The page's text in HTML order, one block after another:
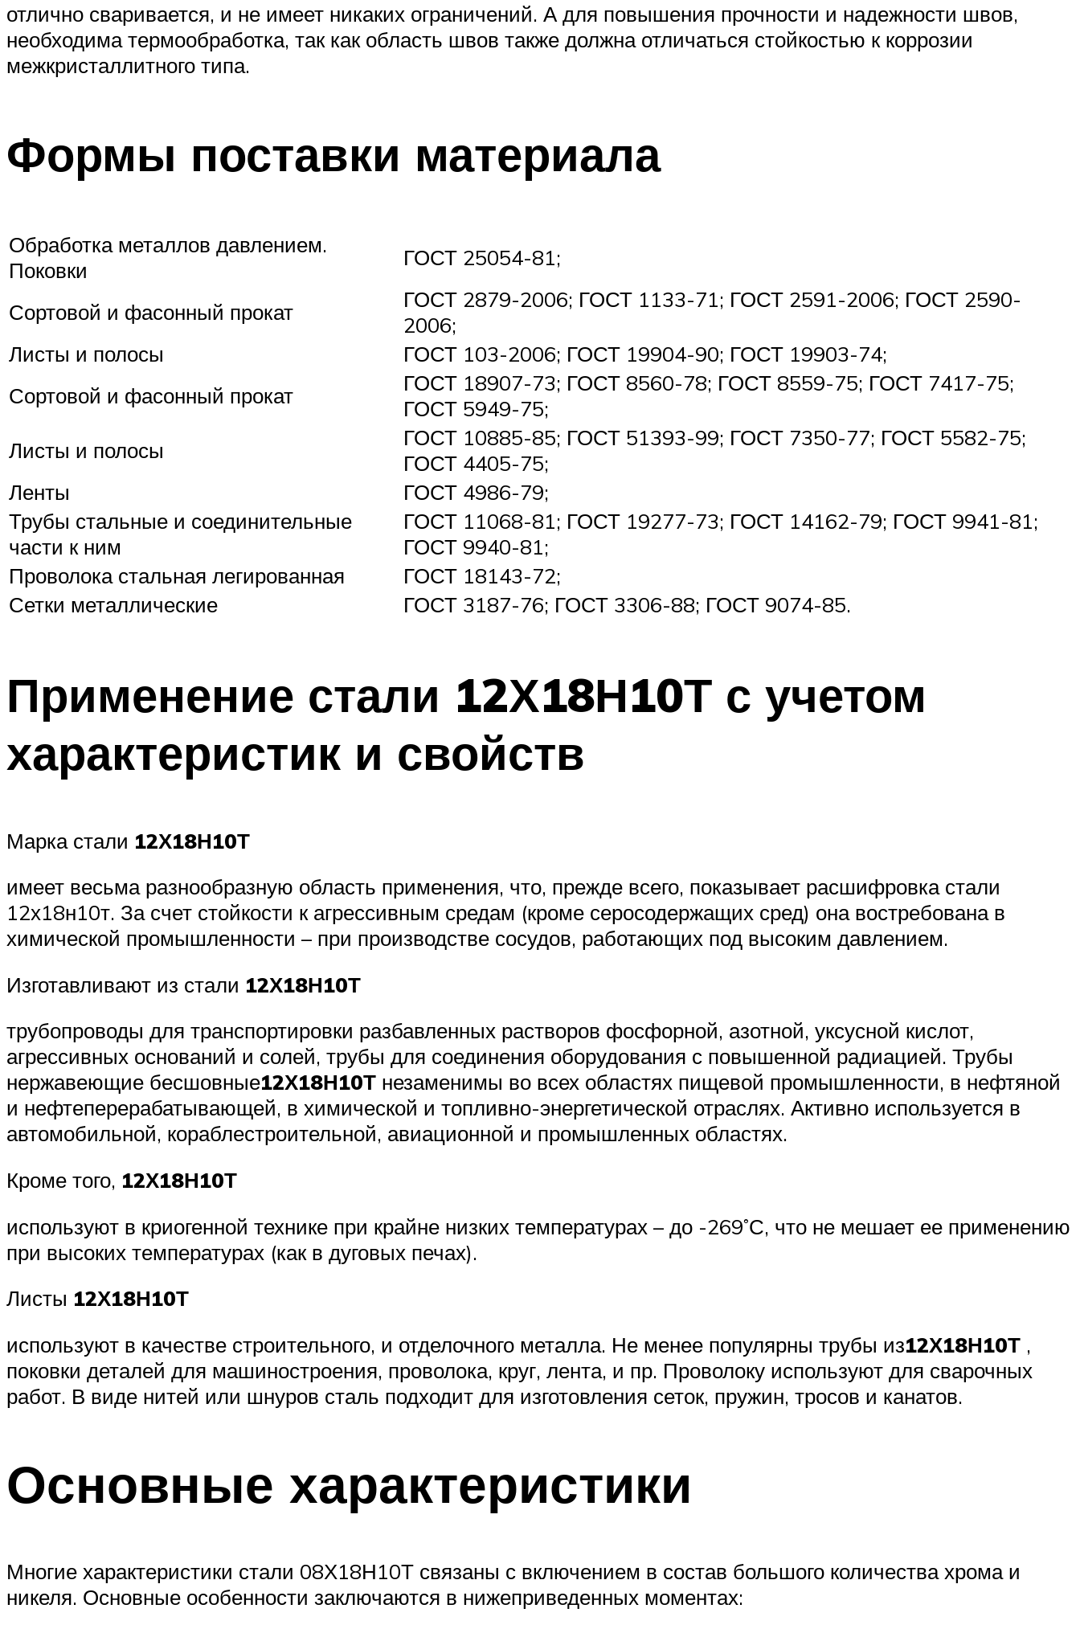
отлично сваривается, и не имеет никаких ограничений. А для повышения прочности и надежности швов,
необходима термообработка, так как область швов также должна отличаться стойкостью к коррозии
межкристаллитного типа.
Формы поставки материала
Обработка металлов давлением.
Поковки
ГОСТ 25054-81;
Сортовой и фасонный прокат
ГОСТ 2879-2006; ГОСТ 1133-71; ГОСТ 2591-2006; ГОСТ 2590-
2006;
Листы и полосы
ГОСТ 103-2006; ГОСТ 19904-90; ГОСТ 19903-74;
Сортовой и фасонный прокат
ГОСТ 18907-73; ГОСТ 8560-78; ГОСТ 8559-75; ГОСТ 7417-75;
ГОСТ 5949-75;
Листы и полосы
ГОСТ 10885-85; ГОСТ 51393-99; ГОСТ 7350-77; ГОСТ 5582-75;
ГОСТ 4405-75;
Ленты
ГОСТ 4986-79;
Трубы стальные и соединительные
части к ним
ГОСТ 11068-81; ГОСТ 19277-73; ГОСТ 14162-79; ГОСТ 9941-81;
ГОСТ 9940-81;
Проволока стальная легированная
ГОСТ 18143-72;
Сетки металлические
ГОСТ 3187-76; ГОСТ 3306-88; ГОСТ 9074-85.
Применение стали 12Х18Н10Т с учетом
характеристик и свойств
Марка стали 12Х18Н10Т
имеет весьма разнообразную область применения, что, прежде всего, показывает расшифровка стали
12х18н10т. За счет стойкости к агрессивным средам (кроме серосодержащих сред) она востребована в
химической промышленности – при производстве сосудов, работающих под высоким давлением.
Изготавливают из стали 12Х18Н10Т
трубопроводы для транспортировки разбавленных растворов фосфорной, азотной, уксусной кислот,
агрессивных оснований и солей, трубы для соединения оборудования с повышенной радиацией. Трубы
нержавеющие бесшовные12Х18Н10Т незаменимы во всех областях пищевой промышленности, в нефтяной
и нефтеперерабатывающей, в химической и топливно-энергетической отраслях. Активно используется в
автомобильной, кораблестроительной, авиационной и промышленных областях.
Кроме того, 12Х18Н10Т
используют в криогенной технике при крайне низких температурах – до -269˚С, что не мешает ее применению
при высоких температурах (как в дуговых печах).
Листы 12Х18Н10Т
используют в качестве строительного, и отделочного металла. Не менее популярны трубы из12Х18Н10Т ,
поковки деталей для машиностроения, проволока, круг, лента, и пр. Проволоку используют для сварочных
работ. В виде нитей или шнуров сталь подходит для изготовления сеток, пружин, тросов и канатов.
Основные характеристики
Многие характеристики стали 08Х18Н10Т связаны с включением в состав большого количества хрома и
никеля. Основные особенности заключаются в нижеприведенных моментах: